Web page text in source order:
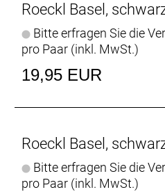
Roeckl Basel,
Bitte erfragen Sie die
pro Paar (inkl. MwSt.)
19,95 EUR
Roeckl Basel,
Bitte erfragen Sie die
pro Paar (inkl. MwSt.)